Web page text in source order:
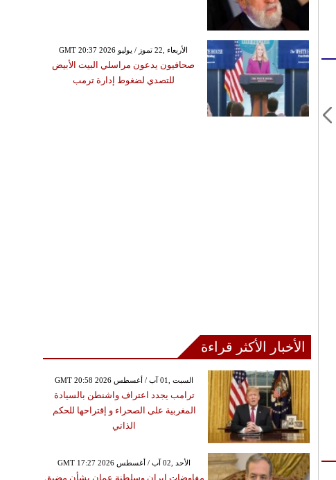
GMT 20:37 2026 الأربعاء ,22 تموز / يوليو
صحافيون يدعون مراسلي البيت الأبيض
للتصدي لضغوط إدارة ترمب
الأخبار الأكثر قراءة
GMT 20:58 2026 السبت ,01 آب / أغسطس
ترامب يجدد اعتراف واشنطن بالسيادة
المغربية على الصحراء و إقتراحها للحكم
الذاتي
GMT 17:27 2026 الأحد ,02 آب / أغسطس
مفاوضات إيران وسلطنة عمان بشأن مضيق